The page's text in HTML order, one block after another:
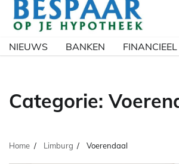
NIEUWS BANKEN
Categorie:
Home Limburg Voerendaal